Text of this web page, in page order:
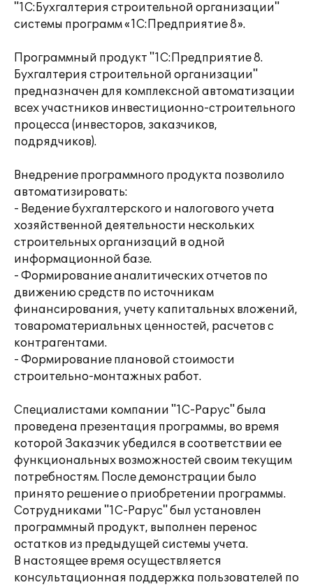
"1С:Бухгалтерия строительной организации"
системы программ «1С:Предприятие 8».
Программный продукт "1С:Предприятие 8.
Бухгалтерия строительной организации"
предназначен для комплексной автоматизации
всех участников инвестиционно-строительного
процесса (инвесторов, заказчиков,
подрядчиков).
Внедрение программного продукта позволило
автоматизировать:
- Ведение бухгалтерского и налогового учета
хозяйственной деятельности нескольких
строительных организаций в одной
информационной базе.
- Формирование аналитических отчетов по
движению средств по источникам
финансирования, учету капитальных вложений,
товароматериальных ценностей, расчетов с
контрагентами.
- Формирование плановой стоимости
строительно-монтажных работ.
Специалистами компании "1С-Рарус" была
проведена презентация программы, во время
которой Заказчик убедился в соответствии ее
функциональных возможностей своим текущим
потребностям. После демонстрации было
принято решение о приобретении программы.
Сотрудниками "1С-Рарус" был установлен
программный продукт, выполнен перенос
остатков из предыдущей системы учета.
В настоящее время осуществляется
консультационная поддержка пользователей по